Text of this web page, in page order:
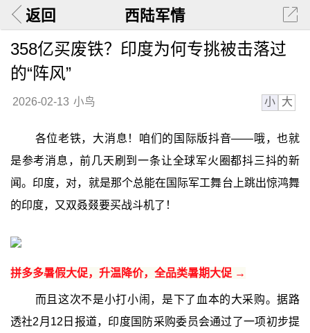
返回 西陆军情
358亿买废铁？印度为何专挑被击落过
的“阵风”
2026-02-13 小鸟 小 大
各位老铁，大消息！咱们的国际版抖音——哦，也就
是参考消息，前几天刷到一条让全球军火圈都抖三抖的新
闻。印度，对，就是那个总能在国际军工舞台上跳出惊鸿舞
的印度，又双叒叕要买战斗机了！
拼多多暑假大促，升温降价，全品类暑期大促 →
而且这次不是小打小闹，是下了血本的大采购。据路
透社2月12日报道，印度国防采购委员会通过了一项初步提